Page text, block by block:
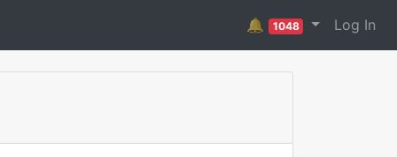
🔔 1048 Log In